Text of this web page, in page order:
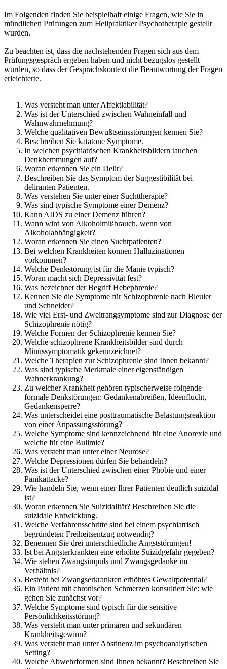
Im Folgenden finden Sie beispielhaft einige Fragen, wie Sie in
mündlichen Prüfungen zum Heilpraktiker Psychotherapie gestellt
wurden.
Zu beachten ist, dass die nachstehenden Fragen sich aus dem
Prüfungsgespräch ergeben haben und nicht bezugslos gestellt
wurden, so dass der Gesprächskontext die Beantwortung der Fragen
erleichterte.
Was versteht man unter Affektlabilität?
Was ist der Unterschied zwischen Wahneinfall und
Wahnwahrnehmung?
Welche qualitativen Bewußtseinsstörungen kennen Sie?
Beschreiben Sie katatone Symptome.
In welchen psychiatrischen Krankheitsbildern tauchen
Denkhemmungen auf?
Woran erkennen Sie ein Delir?
Beschreiben Sie das Symptom der Suggestibilität bei
deliranten Patienten.
Was verstehen Sie unter einer Suchttherapie?
Was sind typische Symptome einer Demenz?
Kann AIDS zu einer Demenz führen?
Wann wird von Alkoholmißbrauch, wenn von
Alkoholabhängigkeit?
Woran erkennen Sie einen Suchtpatienten?
Bei welchen Krankheiten können Halluzinationen
vorkommen?
Welche Denkstörung ist für die Manie typisch?
Woran macht sich Depressivität fest?
Was bezeichnet der Begriff Hebephrenie?
Kennen Sie die Symptome für Schizophrenie nach Bleuler
und Schneider?
Wie viel Erst- und Zweitrangsymptome sind zur Diagnose der
Schizophrenie nötig?
Welche Formen der Schizophrenie kennen Sie?
Welche schizophrene Krankheitsbilder sind durch
Minussymptomatik gekennzeichnet?
Welche Therapien zur Schizophrenie sind Ihnen bekannt?
Was sind typische Merkmale einer eigenständigen
Wahnerkrankung?
Zu welcher Krankheit gehören typischerweise folgende
formale Denkstörungen: Gedankenabreißen, Ideenflucht,
Gedankensperre?
Was unterscheidet eine posttraumatische Belastungsreaktion
von einer Anpassungsstörung?
Welche Symptome sind kennzeichnend für eine Anorexie und
welche für eine Bulimie?
Was versteht man unter einer Neurose?
Welche Depressionen dürfen Sie behandeln?
Was ist der Unterschied zwischen einer Phobie und einer
Panikattacke?
Wie handeln Sie, wenn einer Ihrer Patienten deutlich suizidal
ist?
Woran erkennen Sie Suizidalität? Beschreiben Sie die
suizidale Entwicklung.
Welche Verfahrensschritte sind bei einem psychiatrisch
begründeten Freiheitsentzug notwendig?
Benennen Sie drei unterschiedliche Angststörungen!
Ist bei Angsterkrankten eine erhöhte Suizidgefahr gegeben?
Wie stehen Zwangsimpuls und Zwangsgedanke im
Verhältnis?
Besteht bei Zwangserkrankten erhöhtes Gewaltpotential?
Ein Patient mit chronischen Schmerzen konsultiert Sie: wie
gehen Sie zunächst vor?
Welche Symptome sind typisch für die sensitive
Persönlichkeitsstörung?
Was versteht man unter primären und sekundären
Krankheitsgewinn?
Was versteht man unter Abstinenz im psychoanalytischen
Setting?
Welche Abwehrformen sind Ihnen bekannt? Beschreiben Sie